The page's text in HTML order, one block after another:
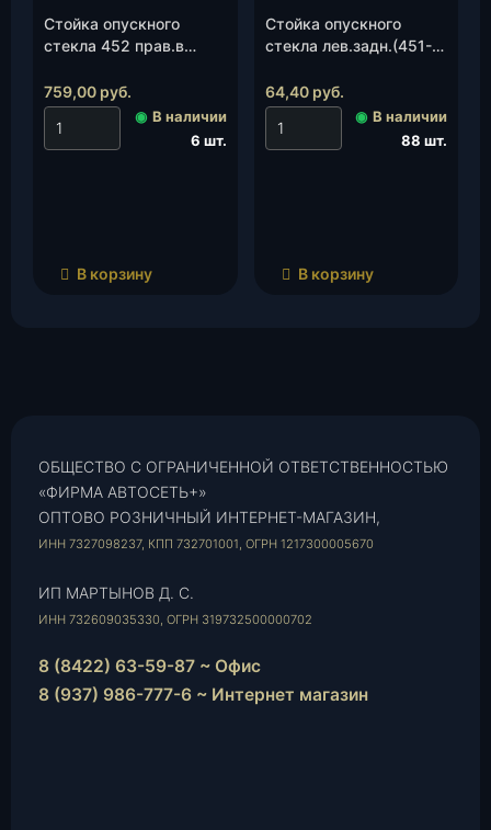
Стойка опускного
стекла 452 прав.в
6103234-00), шт.
759,00 руб.
◉ В наличии
6 шт.
В корзину
Стойка опускного
стекла лев.задн.(451-
64,40 руб.
◉ В наличии
88 шт.
В корзину
ОБЩЕСТВО С ОГРАНИЧЕННОЙ ОТВЕТСТВЕННОСТЬЮ
«ФИРМА АВТОСЕТЬ+»
ОПТОВО РОЗНИЧНЫЙ ИНТЕРНЕТ-МАГАЗИН,
ИНН 7327098237, КПП 732701001, ОГРН 1217300005670
ИП МАРТЫНОВ Д. С.
ИНН 732609035330, ОГРН 319732500000702
8 (8422) 63-59-87 ~ Офис
8 (937) 986-777-6 ~ Интернет магазин